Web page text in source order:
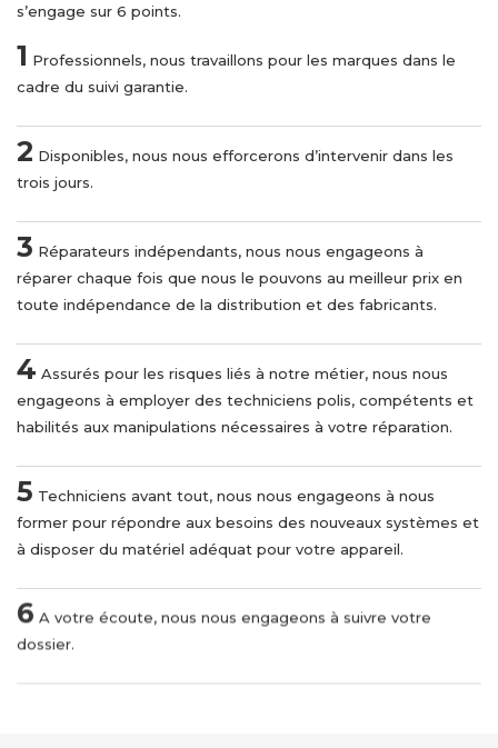
s’engage sur 6 points.
1 Professionnels, nous travaillons pour les marques dans le
cadre du suivi garantie.
2 Disponibles, nous nous efforcerons d’intervenir dans les
trois jours.
3 Réparateurs indépendants, nous nous engageons à
réparer chaque fois que nous le pouvons au meilleur prix en
toute indépendance de la distribution et des fabricants.
4 Assurés pour les risques liés à notre métier, nous nous
engageons à employer des techniciens polis, compétents et
habilités aux manipulations nécessaires à votre réparation.
5 Techniciens avant tout, nous nous engageons à nous
former pour répondre aux besoins des nouveaux systèmes et
à disposer du matériel adéquat pour votre appareil.
6 A votre écoute, nous nous engageons à suivre votre
dossier.